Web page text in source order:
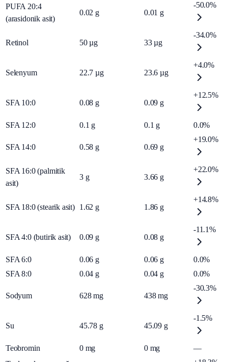
PUFA 20:4
(arasidonik asit)
0.02 g 0.01 g
-50.0%
Retinol 50 µg 33 µg
-34.0%
Selenyum 22.7 µg 23.6 µg
+4.0%
SFA 10:0 0.08 g 0.09 g
+12.5%
SFA 12:0 0.1 g 0.1 g 0.0%
SFA 14:0 0.58 g 0.69 g
+19.0%
SFA 16:0 (palmitik
asit)
3 g 3.66 g
+22.0%
SFA 18:0 (stearik asit) 1.62 g 1.86 g
+14.8%
SFA 4:0 (butirik asit) 0.09 g 0.08 g
-11.1%
SFA 6:0 0.06 g 0.06 g
0.0%
SFA 8:0
0.04 g 0.04 g 0.0%
Sodyum 628 mg 438 mg
-30.3%
Su 45.78 g 45.09 g
-1.5%
Teobromin 0 mg 0 mg
—